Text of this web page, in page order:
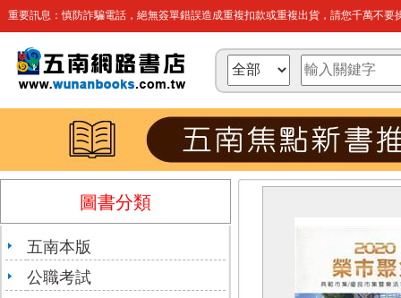
重要訊息：慎防詐騙電話，絕無簽單錯誤造成重複扣款或重複出貨，請您千萬不要
圖書分類
五南本版
公職考試